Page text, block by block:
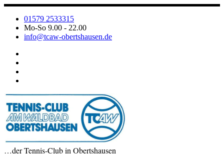
Zum
Inhalt
springen
01579 2533315
Mo-So 9.00 - 22.00
info@tcaw-obertshausen.de
…der Tennis-Club in Obertshausen